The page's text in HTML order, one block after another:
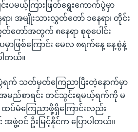
းပမယ့်ကြားဖြတ်ရွေးကောက်ပွဲမှာ
၊ အမျိုးသားလွှတ်တော် ၁နေရာ၊ တိုင်း
တော်အတွက် ၈နေရာ စုစုပေါင်း
ာဖြစ်ကြောင်း မေလ ၈ရက်နေ့ နေ့စွဲနဲ့
တယ်။
ပွဲရက် သတ်မှတ်ကြေညာပြီးတဲ့နောက်မှာ
မည်စာရင်း တင်သွင်းရမယ့်ရက်ကို မ
ပ်မံကြေညာဖို့ရှိကြောင်းလည်း
ဖွဲ့ဝင် ဦးမြင့်နိုင်က ပြောပါတယ်။